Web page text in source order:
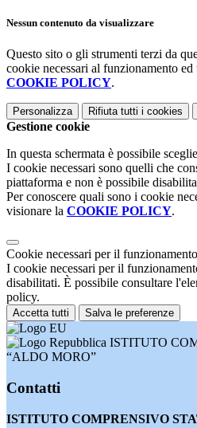
Nessun contenuto da visualizzare
Questo sito o gli strumenti terzi da
cookie necessari al funzionamento
COOKIE POLICY.
Personalizza Rifiuta tutti i cookies
Gestione cookie
In questa schermata è possibile
I cookie necessari sono quelli che
piattaforma e non è possibile
Per conoscere quali sono i cookie
visionare la COOKIE POLICY.
Cookie necessari per il funzionamento
I cookie necessari per il
disabilitati. È possibile consultare
policy.
Accetta tutti Salva le preferenze
ISTITUTO
“ALDO MORO”
Contatti
ISTITUTO COMPRENSIVO